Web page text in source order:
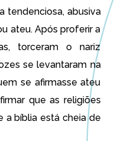
tendenciosa, abusiva
ateu. Após proferir a
torceram o nariz
se levantaram na
se afirmasse ateu
que as religiões
a bíblia está cheia de